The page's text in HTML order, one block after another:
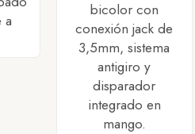
a
bicolor con
conexión jack de
3,5mm, sistema
antigiro y
disparador
integrado en
mango.